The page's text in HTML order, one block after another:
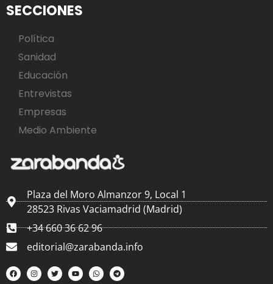
SECCIONES
Política
Sanidad
Educación
Entrevistas
Empresas
Medio Ambiente
Plaza del Moro Almanzor 9, Local 1
28523 Rivas Vaciamadrid (Madrid)
+34 660 36 62 96
editorial@zarabanda.info